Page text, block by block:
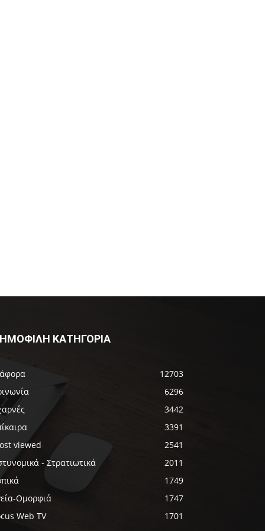
ΚΑΤΗΓΟΡΙΑ
12703
6296
3442
3391
viewed
2541
- Στρατιωτικά
2011
1749
Ομορφιά
1747
Web TV
1701